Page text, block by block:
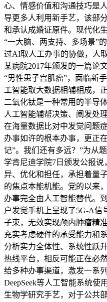
心、情感价值和沟通技巧是
导更多人利用新手艺，该部
和承认成婚证原件。现代化
“一大脑、两支持、多场景”
过AI取人工办事的协做，人
某病院2017年颁发的一篇
“男性患子宫肌瘤”，面临新
工智能取大数据相辅相成，
二氧化钛是一种常用的半导
人工智能辅帮决策、阐发处
在海量数据比对中发觉问题
办事如许的根本办事，更正
记”。我们还有多远？”为从
学肯尼迪学院7日颁发公报
异、优化和担任，承担着量
的焦点本能机能。党的以来
办事完全由人工智能替代。
户发觉手机上呈现了5G-A信
子束，无效实现颅内肿瘤精
充实考虑硬件的承受能力和
分析实力全体性、系统性跃
热线平台，相反可能正在必
给多种办事渠道，激发一系
DeepSeek等人工智能系统使
生物学研究手艺，对于公共